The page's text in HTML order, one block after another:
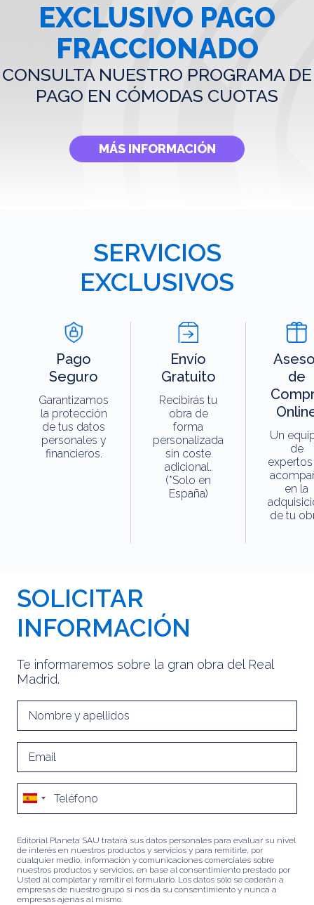
EXCLUSIVO PAGO
FRACCIONADO
CONSULTA NUESTRO PROGRAMA DE
PAGO EN CÓMODAS CUOTAS
MÁS INFORMACIÓN
SERVICIOS
EXCLUSIVOS
Pago
Seguro
Garantizamos
la protección
de tus datos
personales y
financieros.
Envío
Gratuito
Recibirás tu
obra de
forma
personalizada
sin coste
adicional.
(*Solo en
España)
de
Un
de
en la
de tu
SOLICITAR
INFORMACIÓN
Te informaremos sobre la gran obra del Real
Madrid.
Editorial Planeta SAU tratará sus datos personales para evaluar su nivel
de interés en nuestros productos y servicios y para remitirle, por
cualquier medio, información y comunicaciones comerciales sobre
nuestros productos y servicios, en base al consentimiento prestado por
Usted al completar y remitir el formulario. Los datos sólo se cederán a
empresas de nuestro grupo si nos da su consentimiento y nunca a
empresas ajenas al mismo.